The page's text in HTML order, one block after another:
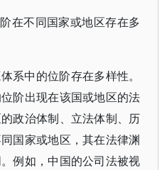
在不同国家或地区存在多
系中的位阶存在多样性。
阶出现在该国或地区的法
政治体制、立法体制、历
国家或地区，其在法律渊
例如，中国的公司法被视